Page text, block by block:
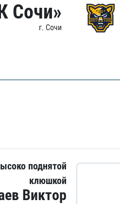
Сочи»
г. Сочи
поднятой
клюшкой
Виктор